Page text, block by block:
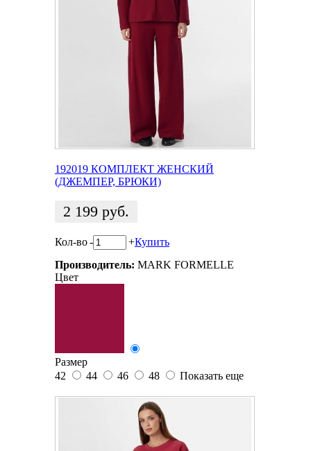
192019 КОМПЛЕКТ ЖЕНСКИЙ
(ДЖЕМПЕР, БРЮКИ)
2 199 руб.
Кол-во- +Купить
Производитель: MARK FORMELLE
Цвет
Размер
42
44 46 48 Показать еще